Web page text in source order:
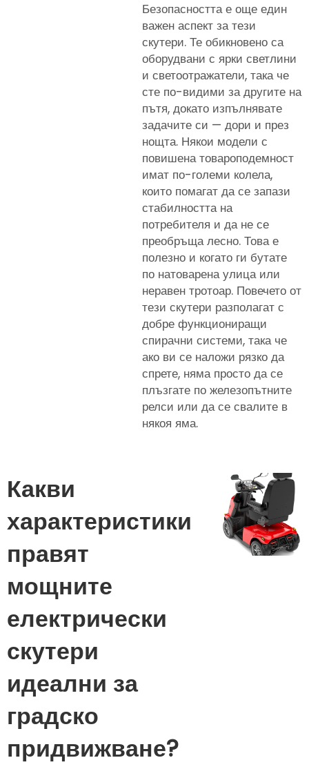
Безопасността е още един
важен аспект за тези
скутери. Те обикновено са
оборудвани с ярки светлини
и светоотражатели, така че
сте по-видими за другите на
пътя, докато изпълнявате
задачите си — дори и през
нощта. Някои модели с
повишена товароподемност
имат по-големи колела,
които помагат да се запази
стабилността на
потребителя и да не се
преобръща лесно. Това е
полезно и когато ги бутате
по натоварена улица или
неравен тротоар. Повечето от
тези скутери разполагат с
добре функциониращи
спирачни системи, така че
ако ви се наложи рязко да
спрете, няма просто да се
плъзгате по железопътните
релси или да се свалите в
някоя яма.
Какви
характеристики
правят
мощните
електрически
скутери
идеални за
градско
придвижване?